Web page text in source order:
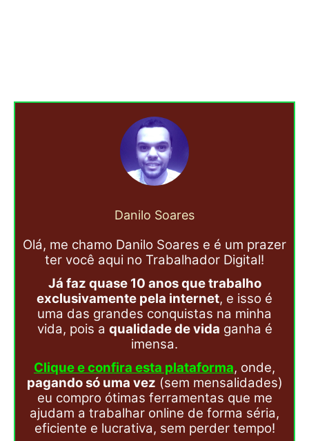
Danilo Soares
Olá, me chamo Danilo Soares e é um prazer
ter você aqui no Trabalhador Digital!
Já faz quase 10 anos que trabalho
exclusivamente pela internet, e isso é
uma das grandes conquistas na minha
vida, pois a qualidade de vida ganha é
imensa.
Clique e confira esta plataforma, onde,
pagando só uma vez (sem mensalidades)
eu compro ótimas ferramentas que me
ajudam a trabalhar online de forma séria,
eficiente e lucrativa, sem perder tempo!